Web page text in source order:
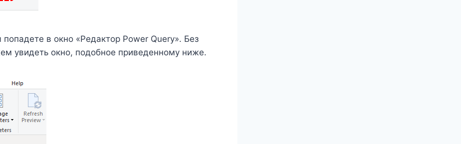
в окно «Редактор Power Query». Без
увидеть окно, подобное приведенному ниже.